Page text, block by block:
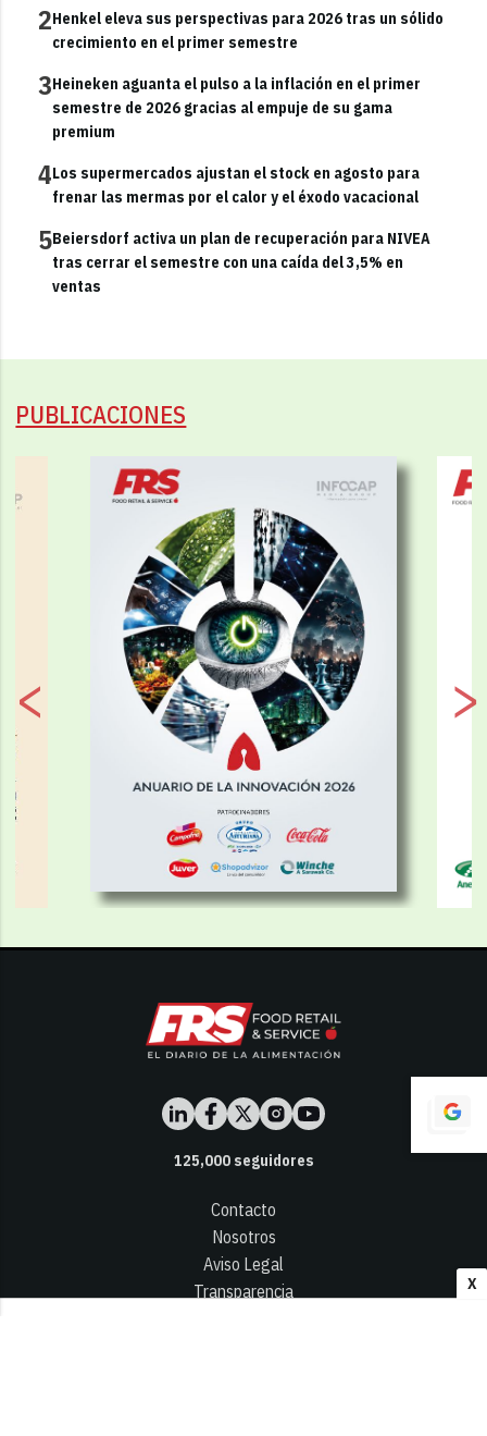
X
2Henkel eleva sus perspectivas para 2026 tras un sólido
crecimiento en el primer semestre
3Heineken aguanta el pulso a la inflación en el primer
semestre de 2026 gracias al empuje de su gama
premium
4Los supermercados ajustan el stock en agosto para
frenar las mermas por el calor y el éxodo vacacional
5Beiersdorf activa un plan de recuperación para NIVEA
tras cerrar el semestre con una caída del 3,5% en
ventas
PUBLICACIONES
125,000seguidores
Contacto
Nosotros
Aviso Legal
Transparencia